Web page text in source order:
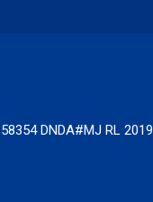
DNDA#MJ RL 2019